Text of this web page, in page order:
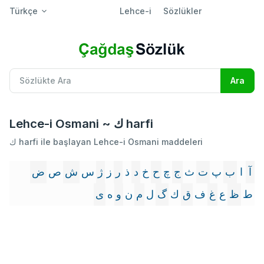
Türkçe Lehce-i Sözlükler
Lehce-i Osmani ~ ك harfi
ك harfi ile başlayan Lehce-i Osmani maddeleri
آ ا ب پ ت ث ج چ ح خ د ذ ر ز ژ س ش ص ض
ط ظ ع غ ف ق ك گ ل م ن و ه ى